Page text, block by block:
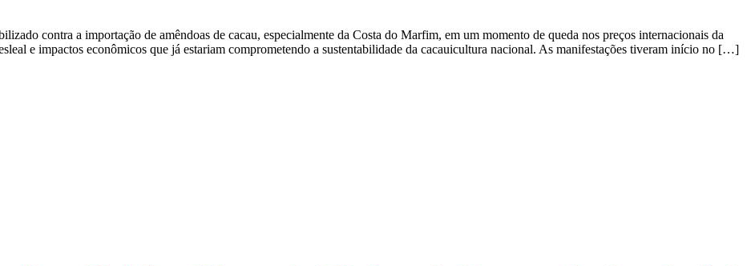
contra a importação de amêndoas de cacau, especialmente da Costa do Marfim, em um momento de queda nos preços internacionais da
e impactos econômicos que já estariam comprometendo a sustentabilidade da cacauicultura nacional. As manifestações tiveram início no […]